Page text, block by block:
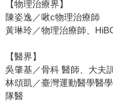
【物理治療界】
陳姿逸／啾c物理治療師
黃琳玲／物理治療師、
【醫界】
吳肇基／骨科 醫師、大夫
林頌凱／臺灣運動醫學醫
隊醫